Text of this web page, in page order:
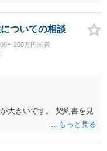
さい。 一般民事となりま
談会の利用や、（資力要
ついての相談
〜200万円未満
大きいです。 契約書を見